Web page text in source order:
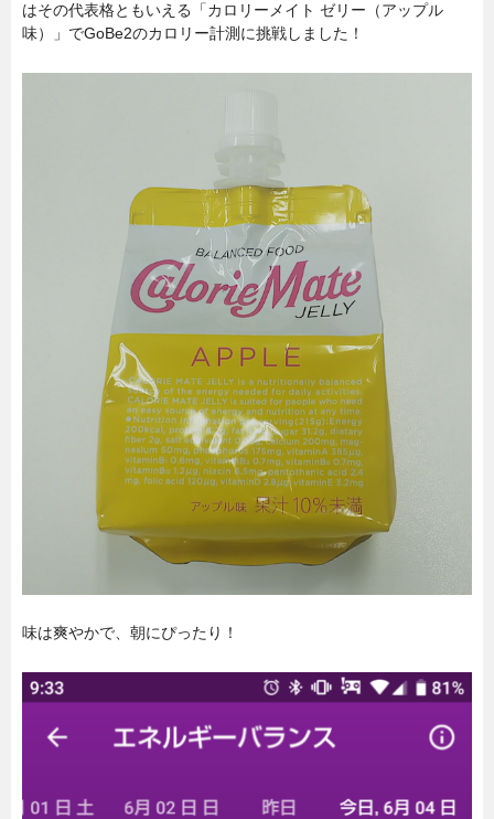
はその代表格ともいえる「カロリーメイト ゼリー（アップル
味）」でGoBe2のカロリー計測に挑戦しました！
味は爽やかで、朝にぴったり！